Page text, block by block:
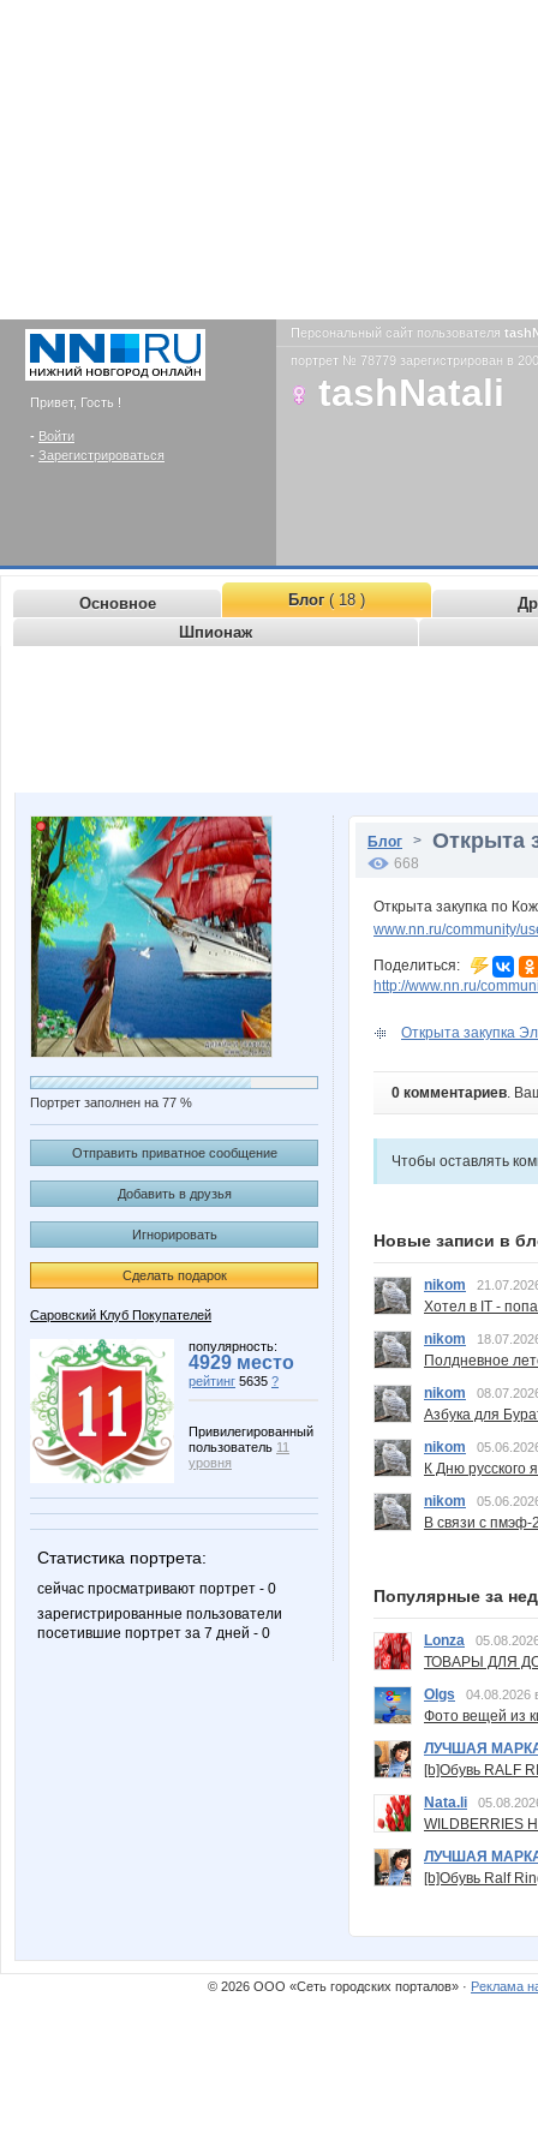
Привет, Гость !
- Войти
- Зарегистрироваться
Персональный сайт пользователя
портрет № 78779 зарегистрирован в
tashNatali
Основное Блог( 18 )
Шпионаж
Портрет заполнен на 77 %
Отправить приватное сообщение
Добавить в друзья
Игнорировать
Сделать подарок
Саровский Клуб Покупателей
популярность:
4929 место
рейтинг 5635 ?
Привилегированный
пользователь 11
уровня
Статистика портрета:
сейчас просматривают портрет - 0
зарегистрированные пользователи
посетившие портрет за 7 дней - 0
Блог > Открыта
668
Открыта закупка по
www.nn.ru/community/
Поделиться:
http://www.nn.ru/
Открыта закупка
0 комментариев.
Чтобы оставлять
Новые записи в
nikom
Хотел в IT -
nikom
Полдневное
nikom
Азбука для
nikom
К Дню русского
nikom
В связи с пмэф-
Популярные за
Lonza
ТОВАРЫ ДЛЯ
Olgs
04.08.2026
Фото вещей из
ЛУЧШАЯ
[b]Обувь RALF
Nata.li
ЛУЧШАЯ
[b]Обувь Ralf
© 2026 ООО «Сеть городских порталов» · Реклама